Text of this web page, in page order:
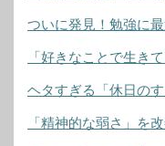
ついに発見！勉強に
「好きなことで生き
ヘタすぎる「休日の
「精神的な弱さ」を